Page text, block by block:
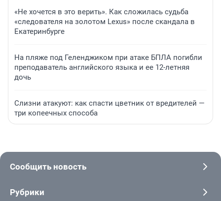
«Не хочется в это верить». Как сложилась судьба
«следователя на золотом Lexus» после скандала в
Екатеринбурге
На пляже под Геленджиком при атаке БПЛА погибли
преподаватель английского языка и ее 12-летняя
дочь
Слизни атакуют: как спасти цветник от вредителей —
три копеечных способа
Сообщить новость
Рубрики